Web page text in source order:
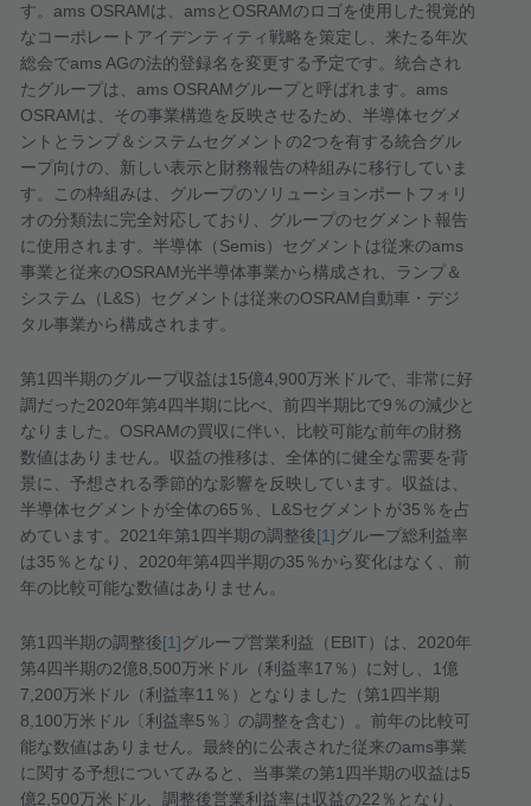
す。 ams OSRAMは、 amsと OSRAMのロゴを使用した視覚的
なコーポレートアイデンティティ戦略を策定し、来たる年次
総会でams AGの法的登録名を変更する予定です。統合され
たグループは、 ams OSRAMグループと呼ばれます。 ams
OSRAMは、その事業構造を反映させるため、半導体セグメ
ントとランプ＆システムセグメントの2つを有する統合グル
ープ向けの、新しい表示と財務報告の枠組みに移行していま
す。この枠組みは、グループのソリューションポートフォリ
オの分類法に完全対応しており、グループのセグメント報告
に使用されます。半導体（Semis）セグメントは従来のams
事業と従来のOSRAM光半導体事業から構成され、ランプ＆
システム（L&S）セグメントは従来のOSRAM自動車・デジ
タル事業から構成されます。
第1 四半期のグループ収益は15億4,900万米ドルで、非常に好
調だった2020年第4四半期に比べ、前四半期比で9 ％の減少と
なりました。 OSRAMの買収に伴い、比較可能な前年の財務
数値はありません。収益の推移は、全体的に健全な需要を背
景に、予想される季節的な影響を反映しています。収益は、
半導体セグメントが全体の65 ％、 L&Sセグメントが35 ％を占
めています。 2021年第1 四半期の調整後[1]グループ総利益率
は35 ％となり、 2020年第4四半期の35 ％から変化はなく、前
年の比較可能な数値はありません。
第1 四半期の調整後[1]グループ営業利益（EBIT）は、 2020年
第4四半期の2億8,500万米ドル（利益率17 ％）に対し、 1億
7,200万米ドル（利益率11 ％）となりました（第1 四半期
8,100万米ドル〔利益率5 ％〕の調整を含む）。前年の比較可
能な数値はありません。最終的に公表された従来のams事業
に関する予想についてみると、当事業の第1 四半期の収益は5
億2,500万米ドル、調整後営業利益率は収益の22 ％となり、